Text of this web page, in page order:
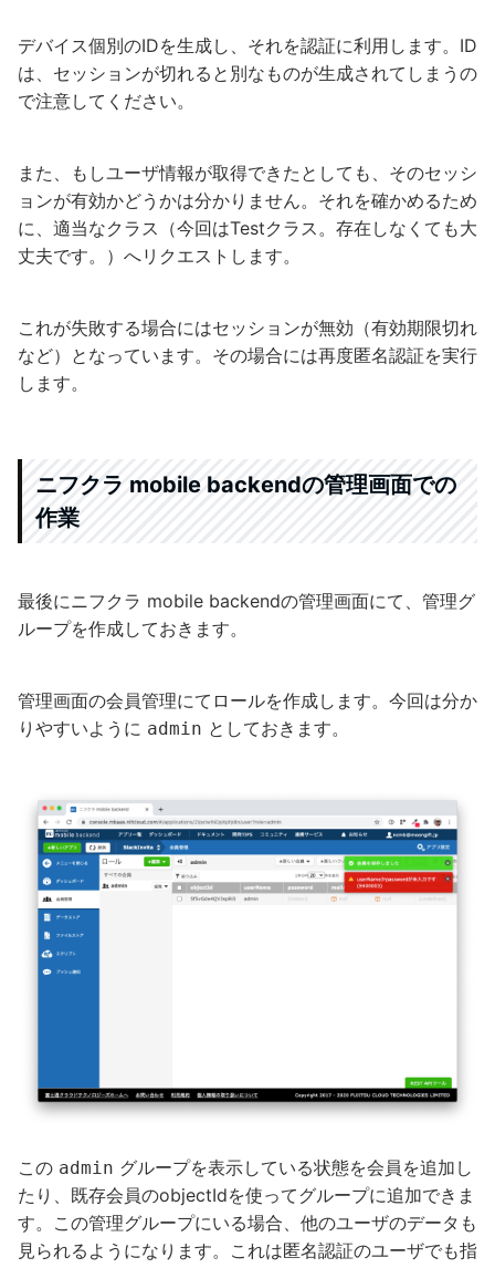
デバイス個別のIDを生成し、それを認証に利用します。ID
は、セッションが切れると別なものが生成されてしまうの
で注意してください。
また、もしユーザ情報が取得できたとしても、そのセッシ
ョンが有効かどうかは分かりません。それを確かめるため
に、適当なクラス（今回はTestクラス。存在しなくても大
丈夫です。）へリクエストします。
これが失敗する場合にはセッションが無効（有効期限切れ
など）となっています。その場合には再度匿名認証を実行
します。
ニフクラ mobile backendの管理画面での
作業
最後にニフクラ mobile backendの管理画面にて、管理グ
ループを作成しておきます。
管理画面の会員管理にてロールを作成します。今回は分か
りやすいように admin としておきます。
この admin グループを表示している状態を会員を追加し
たり、既存会員のobjectIdを使ってグループに追加できま
す。この管理グループにいる場合、他のユーザのデータも
見られるようになります。これは匿名認証のユーザでも指